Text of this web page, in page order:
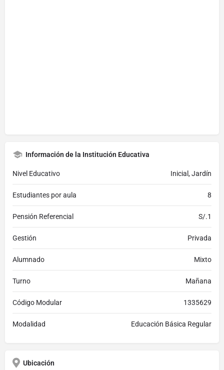
Información de la Institución Educativa
Nivel Educativo Inicial, Jardín
Estudiantes por aula 8
Pensión Referencial S/.1
Gestión Privada
Alumnado Mixto
Turno Mañana
Código Modular 1335629
Modalidad Educación Básica Regular
Ubicación